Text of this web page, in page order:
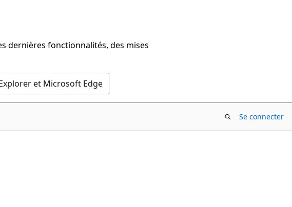
dernières fonctionnalités, des mises
et Microsoft Edge
Se connecter